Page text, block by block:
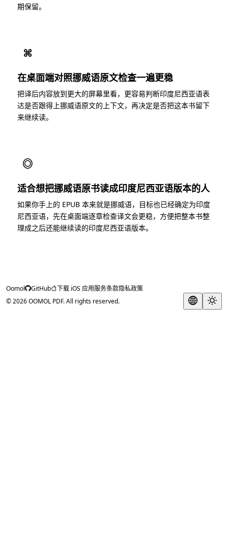
期保留。
⌘
在桌面端对照挪威语原文检查一遍更稳
把译后内容放到更大的屏幕里看，更容易判断印度尼西亚语表
达是否跟得上挪威语原文的上下文，再决定是否把这本书留下
来继续读。
◎
适合想把挪威语原书读成印度尼西亚语版本的人
如果你手上的 EPUB 本来就是挪威语，目标也已经确定为印度
尼西亚语，先在桌面端逐章检查译文会更稳，方便把整本书整
理成之后还能继续读的印度尼西亚语版本。
Oomol GitHub 下载 iOS 应用服务条款隐私政策
© 2026 OOMOL PDF. All rights reserved.